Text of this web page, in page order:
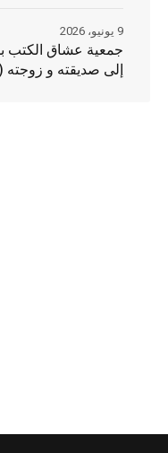
جمعية عشاق الكتب
إلى صديقته و زوجته
9 يونيو، 2026